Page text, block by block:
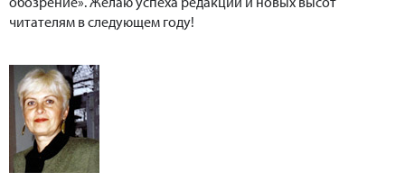
читателям в следующем году!